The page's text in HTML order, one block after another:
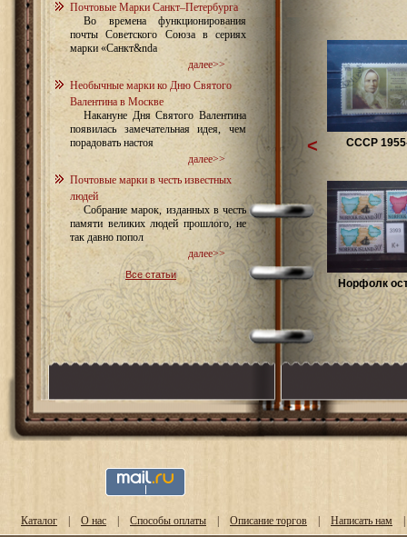
Почтовые Марки Санкт–Петербурга
Во времена функционирования
почты Советского Союза в сериях
марки «Санкт&nda
далее>>
Необычные марки ко Дню Святого
Валентина в Москве
Накануне Дня Святого Валентина
появилась замечательная идея, чем
порадовать настоя
далее>>
Почтовые марки в честь известных
людей
Собрание марок, изданных в честь
памяти великих людей прошлого, не
так давно попол
далее>>
Все статьи
СССР
Норфолк
<
Каталог | О нас | Способы оплаты | Описание торгов | Написать нам |